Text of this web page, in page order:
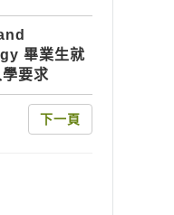
畢業生就
要求
下一頁